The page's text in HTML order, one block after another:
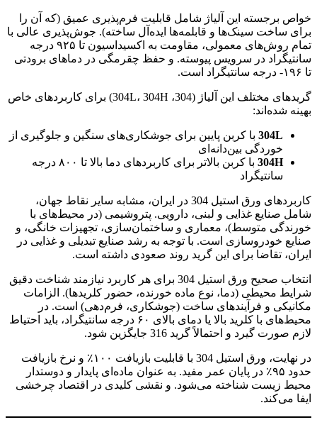
خواص برجسته این آلیاژ شامل قابلیت فرم‌پذیری عمیق (که آن را
برای ساخت سینک‌ها و قابلمه‌ها ایده‌آل ساخته). جوش‌پذیری عالی با
تمام روش‌های معمولی، مقاومت به اکسیداسیون تا ۹۲۵ درجه
سانتیگراد در سرویس پیوسته. و حفظ چقرمگی در دماهای برودتی
تا ۱۹۶- درجه سانتیگراد است.
گریدهای مختلف این آلیاژ (304، 304L، 304H) برای کاربردهای خاص
بهینه شده‌اند:
304L با کربن پایین برای جوشکاری‌های سنگین و جلوگیری از
خوردگی بین‌دانه‌ای
304H
با کربن بالاتر برای کاربردهای دما بالا تا ۸۰۰ درجه
سانتیگراد
کاربردهای ورق استیل 304 در ایران، مشابه سایر نقاط جهان،
شامل صنایع غذایی و لبنی، دارویی. پتروشیمی (در محیط‌های با
خورندگی متوسط)، معماری و ساختمان‌سازی، تجهیزات خانگی، و
صنایع خودروسازی است. با توجه به رشد صنایع تبدیلی و غذایی در
ایران، تقاضا برای این گرید روند صعودی داشته است.
انتخاب صحیح ورق استیل 304 برای هر کاربرد نیازمند شناخت دقیق
شرایط محیطی (دما، نوع ماده خورنده، حضور کلریدها). الزامات
مکانیکی و فرآیندهای ساخت (جوشکاری، فرم‌دهی) است. در
محیط‌های با کلرید بالا یا دمای بالای ۶۰ درجه سانتیگراد، باید احتیاط
لازم صورت گیرد و احتمالاً گرید 316 جایگزین شود.
در نهایت، ورق استیل 304 با قابلیت بازیافت ۱۰۰٪ و نرخ بازیافت
حدود ۹۵٪ در پایان عمر مفید. به عنوان ماده‌ای پایدار و دوستدار
محیط زیست شناخته می‌شود. و نقشی کلیدی در اقتصاد چرخشی
ایفا می‌کند.